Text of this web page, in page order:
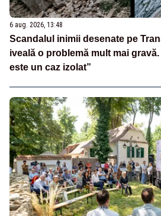
6 aug. 2026, 13:48
Scandalul inimii desenate pe
iveală o problemă mult mai
este un caz izolat”